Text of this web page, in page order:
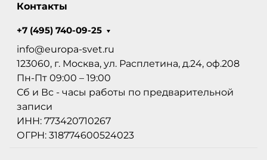
Контакты
+7 (495) 740-09-25
info@europa-svet.ru
123060, г. Москва, ул. Расплетина, д.24, оф.208
Пн-Пт 09:00 – 19:00
Сб и Вс - часы работы по предварительной
записи
ИНН: 773420710267
ОГРН: 318774600524023